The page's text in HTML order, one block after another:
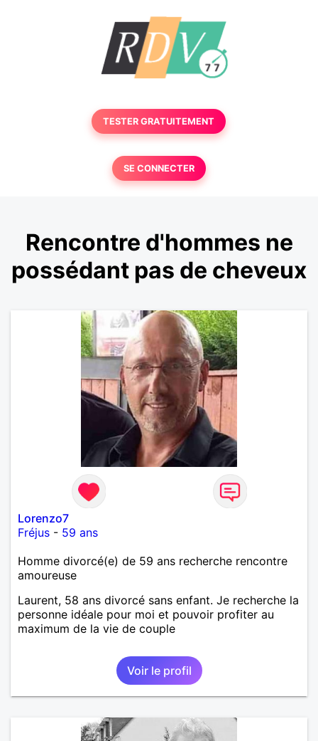
TESTER GRATUITEMENT
SE CONNECTER
Rencontre d'hommes ne
possédant pas de cheveux
Lorenzo7
Fréjus - 59 ans
Homme divorcé(e) de 59 ans recherche rencontre
amoureuse
Laurent, 58 ans divorcé sans enfant. Je recherche la
personne idéale pour moi et pouvoir profiter au
maximum de la vie de couple
Voir le profil